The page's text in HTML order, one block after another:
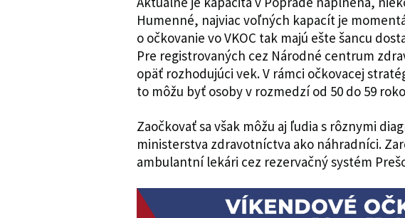
Humenné, najviac voľných kapacít je
o očkovanie vo VKOC tak majú ešte šancu
Pre registrovaných cez Národné centrum
opäť rozhodujúci vek. V rámci očkovacej
to môžu byť osoby v rozmedzí od 50 do 59
Zaočkovať sa však môžu aj ľudia s rôznymi
ministerstva zdravotníctva ako náhradníci.
ambulantní lekári cez rezervačný systém